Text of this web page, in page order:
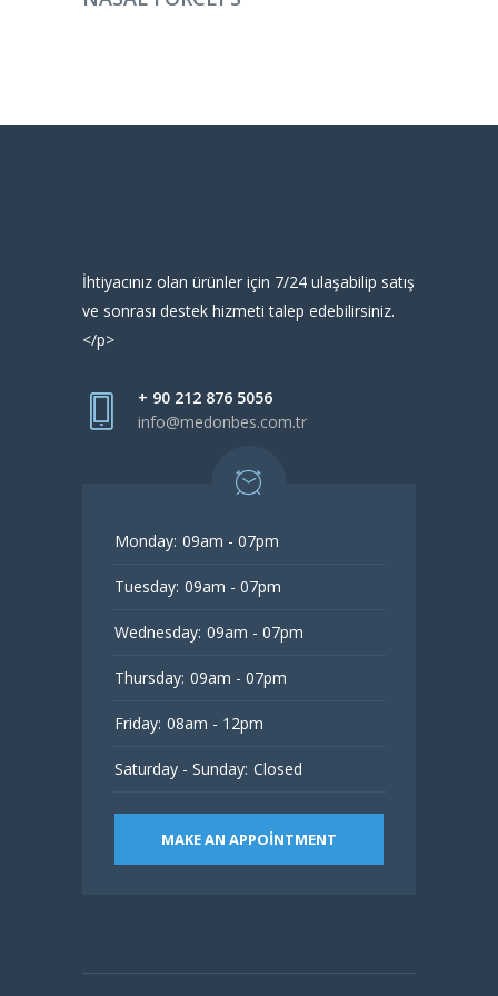
İhtiyacınız olan ürünler için 7/24 ulaşabilip satış
ve sonrası destek hizmeti talep edebilirsiniz.
</p>
+ 90 212 876 5056
info@medonbes.com.tr
Monday: 09am - 07pm
Tuesday: 09am - 07pm
Wednesday: 09am - 07pm
Thursday: 09am - 07pm
Friday: 08am - 12pm
Saturday - Sunday: Closed
MAKE AN APPOINTMENT